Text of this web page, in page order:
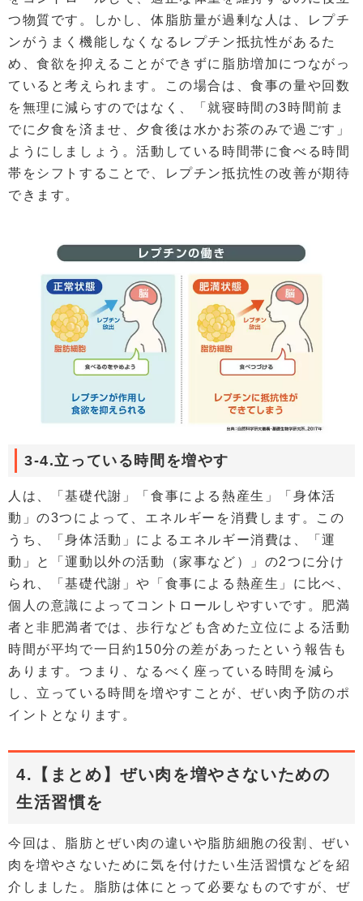
つ物質です。しかし、体脂肪量が過剰な人は、レプチ
ンがうまく機能しなくなるレプチン抵抗性があるた
め、食欲を抑えることができずに脂肪増加につながっ
ていると考えられます。この場合は、食事の量や回数
を無理に減らすのではなく、「就寝時間の3時間前ま
でに夕食を済ませ、夕食後は水かお茶のみで過ごす」
ようにしましょう。活動している時間帯に食べる時間
帯をシフトすることで、レプチン抵抗性の改善が期待
できます。
3-4.立っている時間を増やす
人は、「基礎代謝」「食事による熱産生」「身体活
動」の3つによって、エネルギーを消費します。この
うち、「身体活動」によるエネルギー消費は、「運
動」と「運動以外の活動（家事など）」の2つに分け
られ、「基礎代謝」や「食事による熱産生」に比べ、
個人の意識によってコントロールしやすいです。肥満
者と非肥満者では、歩行なども含めた立位による活動
時間が平均で一日約150分の差があったという報告も
あります。つまり、なるべく座っている時間を減ら
し、立っている時間を増やすことが、ぜい肉予防のポ
イントとなります。
4.【まとめ】ぜい肉を増やさないための
生活習慣を
今回は、脂肪とぜい肉の違いや脂肪細胞の役割、ぜい
肉を増やさないために気を付けたい生活習慣などを紹
介しました。脂肪は体にとって必要なものですが、ぜ